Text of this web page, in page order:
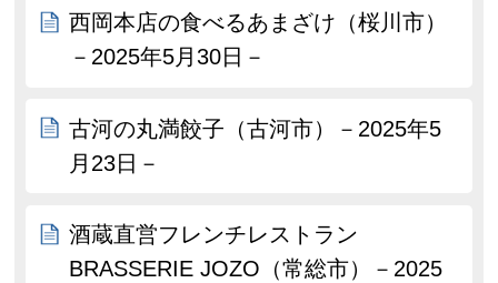
西岡本店の食べるあまざけ（桜川市）
－2025年5月30日－
古河の丸満餃子（古河市）－2025年5
月23日－
酒蔵直営フレンチレストラン
BRASSERIE JOZO（常総市）－2025